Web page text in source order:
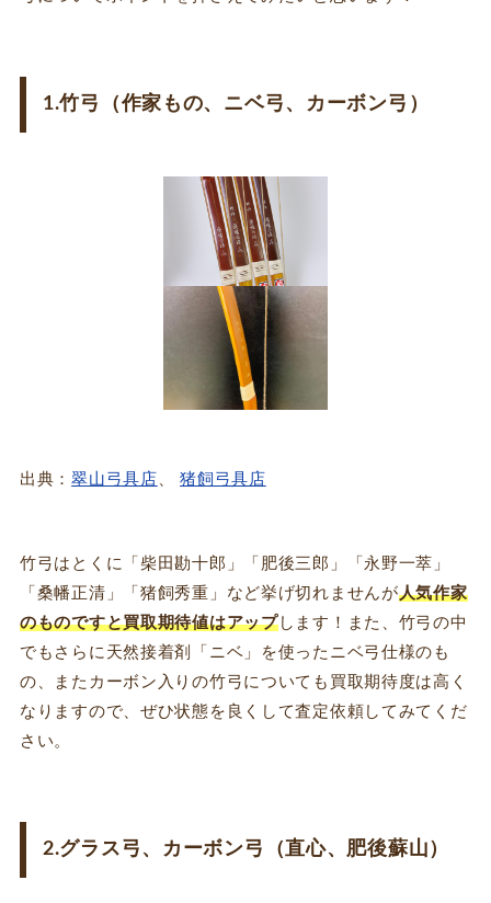
1.竹弓（作家もの、ニベ弓、カーボン弓）
出典：翠山弓具店 、猪飼弓具店
竹弓はとくに「柴田勘十郎」「肥後三郎」「永野一萃」
「桑幡正清」「猪飼秀重」など挙げ切れませんが人気作家
のものですと買取期待値はアップします！また、竹弓の中
でもさらに天然接着剤「ニベ」を使ったニベ弓仕様のも
の、またカーボン入りの竹弓についても買取期待度は高く
なりますので、ぜひ状態を良くして査定依頼してみてくだ
さい。
2.グラス弓、カーボン弓（直心、肥後蘇山）